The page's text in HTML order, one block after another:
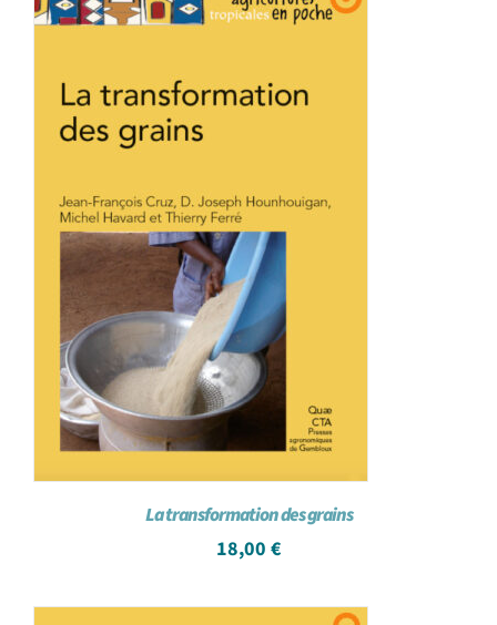
La transformation des grains
18,00 €